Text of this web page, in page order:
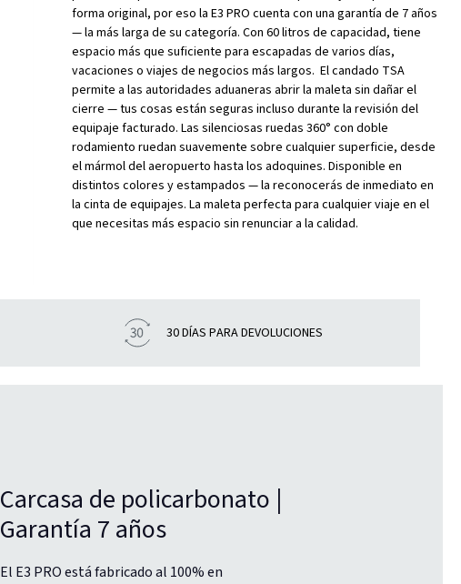
forma original, por eso la E3 PRO cuenta con una garantía de 7 años
— la más larga de su categoría. Con 60 litros de capacidad, tiene
espacio más que suficiente para escapadas de varios días,
vacaciones o viajes de negocios más largos. El candado TSA
permite a las autoridades aduaneras abrir la maleta sin dañar el
cierre — tus cosas están seguras incluso durante la revisión del
equipaje facturado. Las silenciosas ruedas 360° con doble
rodamiento ruedan suavemente sobre cualquier superficie, desde
el mármol del aeropuerto hasta los adoquines. Disponible en
distintos colores y estampados — la reconocerás de inmediato en
la cinta de equipajes. La maleta perfecta para cualquier viaje en el
que necesitas más espacio sin renunciar a la calidad.
30 DÍAS PARA DEVOLUCIONES
Carcasa de policarbonato |
Garantía 7 años
El E3 PRO está fabricado al 100% en